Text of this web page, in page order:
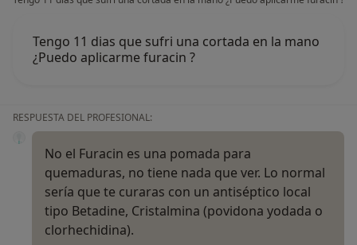
Tengo 11 dias que sufri una cortada en la mano
¿Puedo aplicarme furacin ?
RESPUESTA DEL PROFESIONAL:
No el Furacin es una pomada para
quemaduras, no tiene nada que ver. Lo normal
sería que te curaras con un antiséptico local
tipo Betadine, Cristalmina (povidona yodada o
clorhechidina).